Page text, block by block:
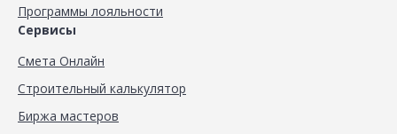
Программы лояльности
Сервисы
Смета Онлайн
Строительный калькулятор
Биржа мастеров